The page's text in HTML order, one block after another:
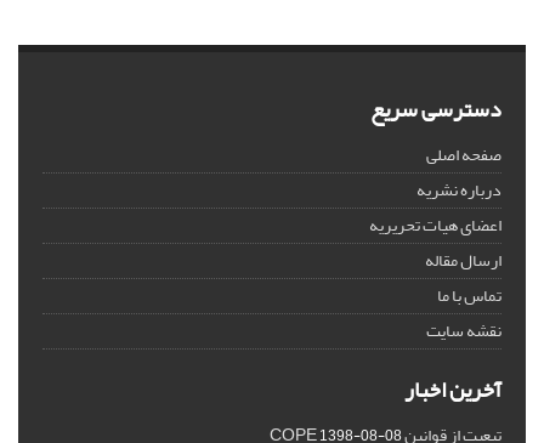
دسترسی سریع
صفحه اصلی
درباره نشریه
اعضای هیات تحریریه
ارسال مقاله
تماس با ما
نقشه سایت
آخرین اخبار
تبعیت از قوانین COPE1398-08-08